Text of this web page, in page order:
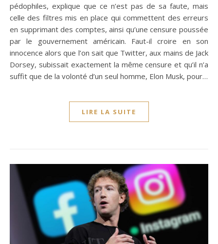
pédophiles, explique que ce n’est pas de sa faute, mais
celle des filtres mis en place qui commettent des erreurs
en supprimant des comptes, ainsi qu’une censure poussée
par le gouvernement américain. Faut-il croire en son
innocence alors que l’on sait que Twitter, aux mains de Jack
Dorsey, subissait exactement la même censure et qu’il n’a
suffit que de la volonté d’un seul homme, Elon Musk, pour…
LIRE LA SUITE